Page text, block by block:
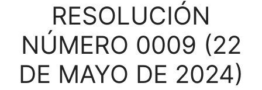
RESOLUCIÓN
NÚMERO 0009 (22
DE MAYO DE 2024)